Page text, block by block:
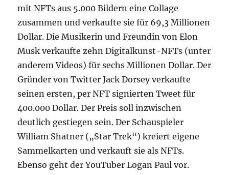
mit NFTs aus 5.000 Bildern eine Collage
zusammen und verkaufte sie für 69,3 Millionen
Dollar. Die Musikerin und Freundin von Elon
Musk verkaufte zehn Digitalkunst-NFTs (unter
anderem Videos) für sechs Millionen Dollar. Der
Gründer von Twitter Jack Dorsey verkaufte
seinen ersten, per NFT signierten Tweet für
400.000 Dollar. Der Preis soll inzwischen
deutlich gestiegen sein. Der Schauspieler
William Shatner („Star Trek“) kreiert eigene
Sammelkarten und verkauft sie als NFTs.
Ebenso geht der YouTuber Logan Paul vor.